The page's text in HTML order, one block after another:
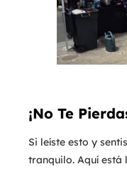
¡No Te
Si leíste esto y
tranquilo. Aquí está